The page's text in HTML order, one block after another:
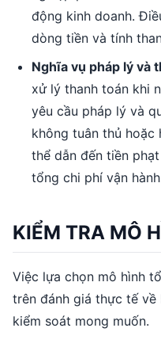
động kinh doanh.
dòng tiền và tính
Nghĩa vụ pháp lý và
xử lý thanh toán khi
yêu cầu pháp lý và
không tuân thủ hoặc
thể dẫn đến tiền
tổng chi phí vận
KIỂM TRA MÔ
Việc lựa chọn mô hình
trên đánh giá thực tế
kiểm soát mong muốn.